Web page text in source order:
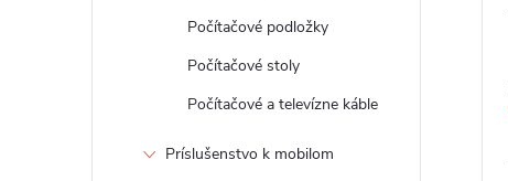
Počítačové podložky
Počítačové stoly
Počítačové a televízne káble
Príslušenstvo k mobilom